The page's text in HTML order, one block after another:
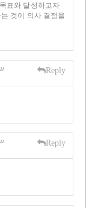
표와 달성하고자
것이 의사 결정을
Reply
Reply